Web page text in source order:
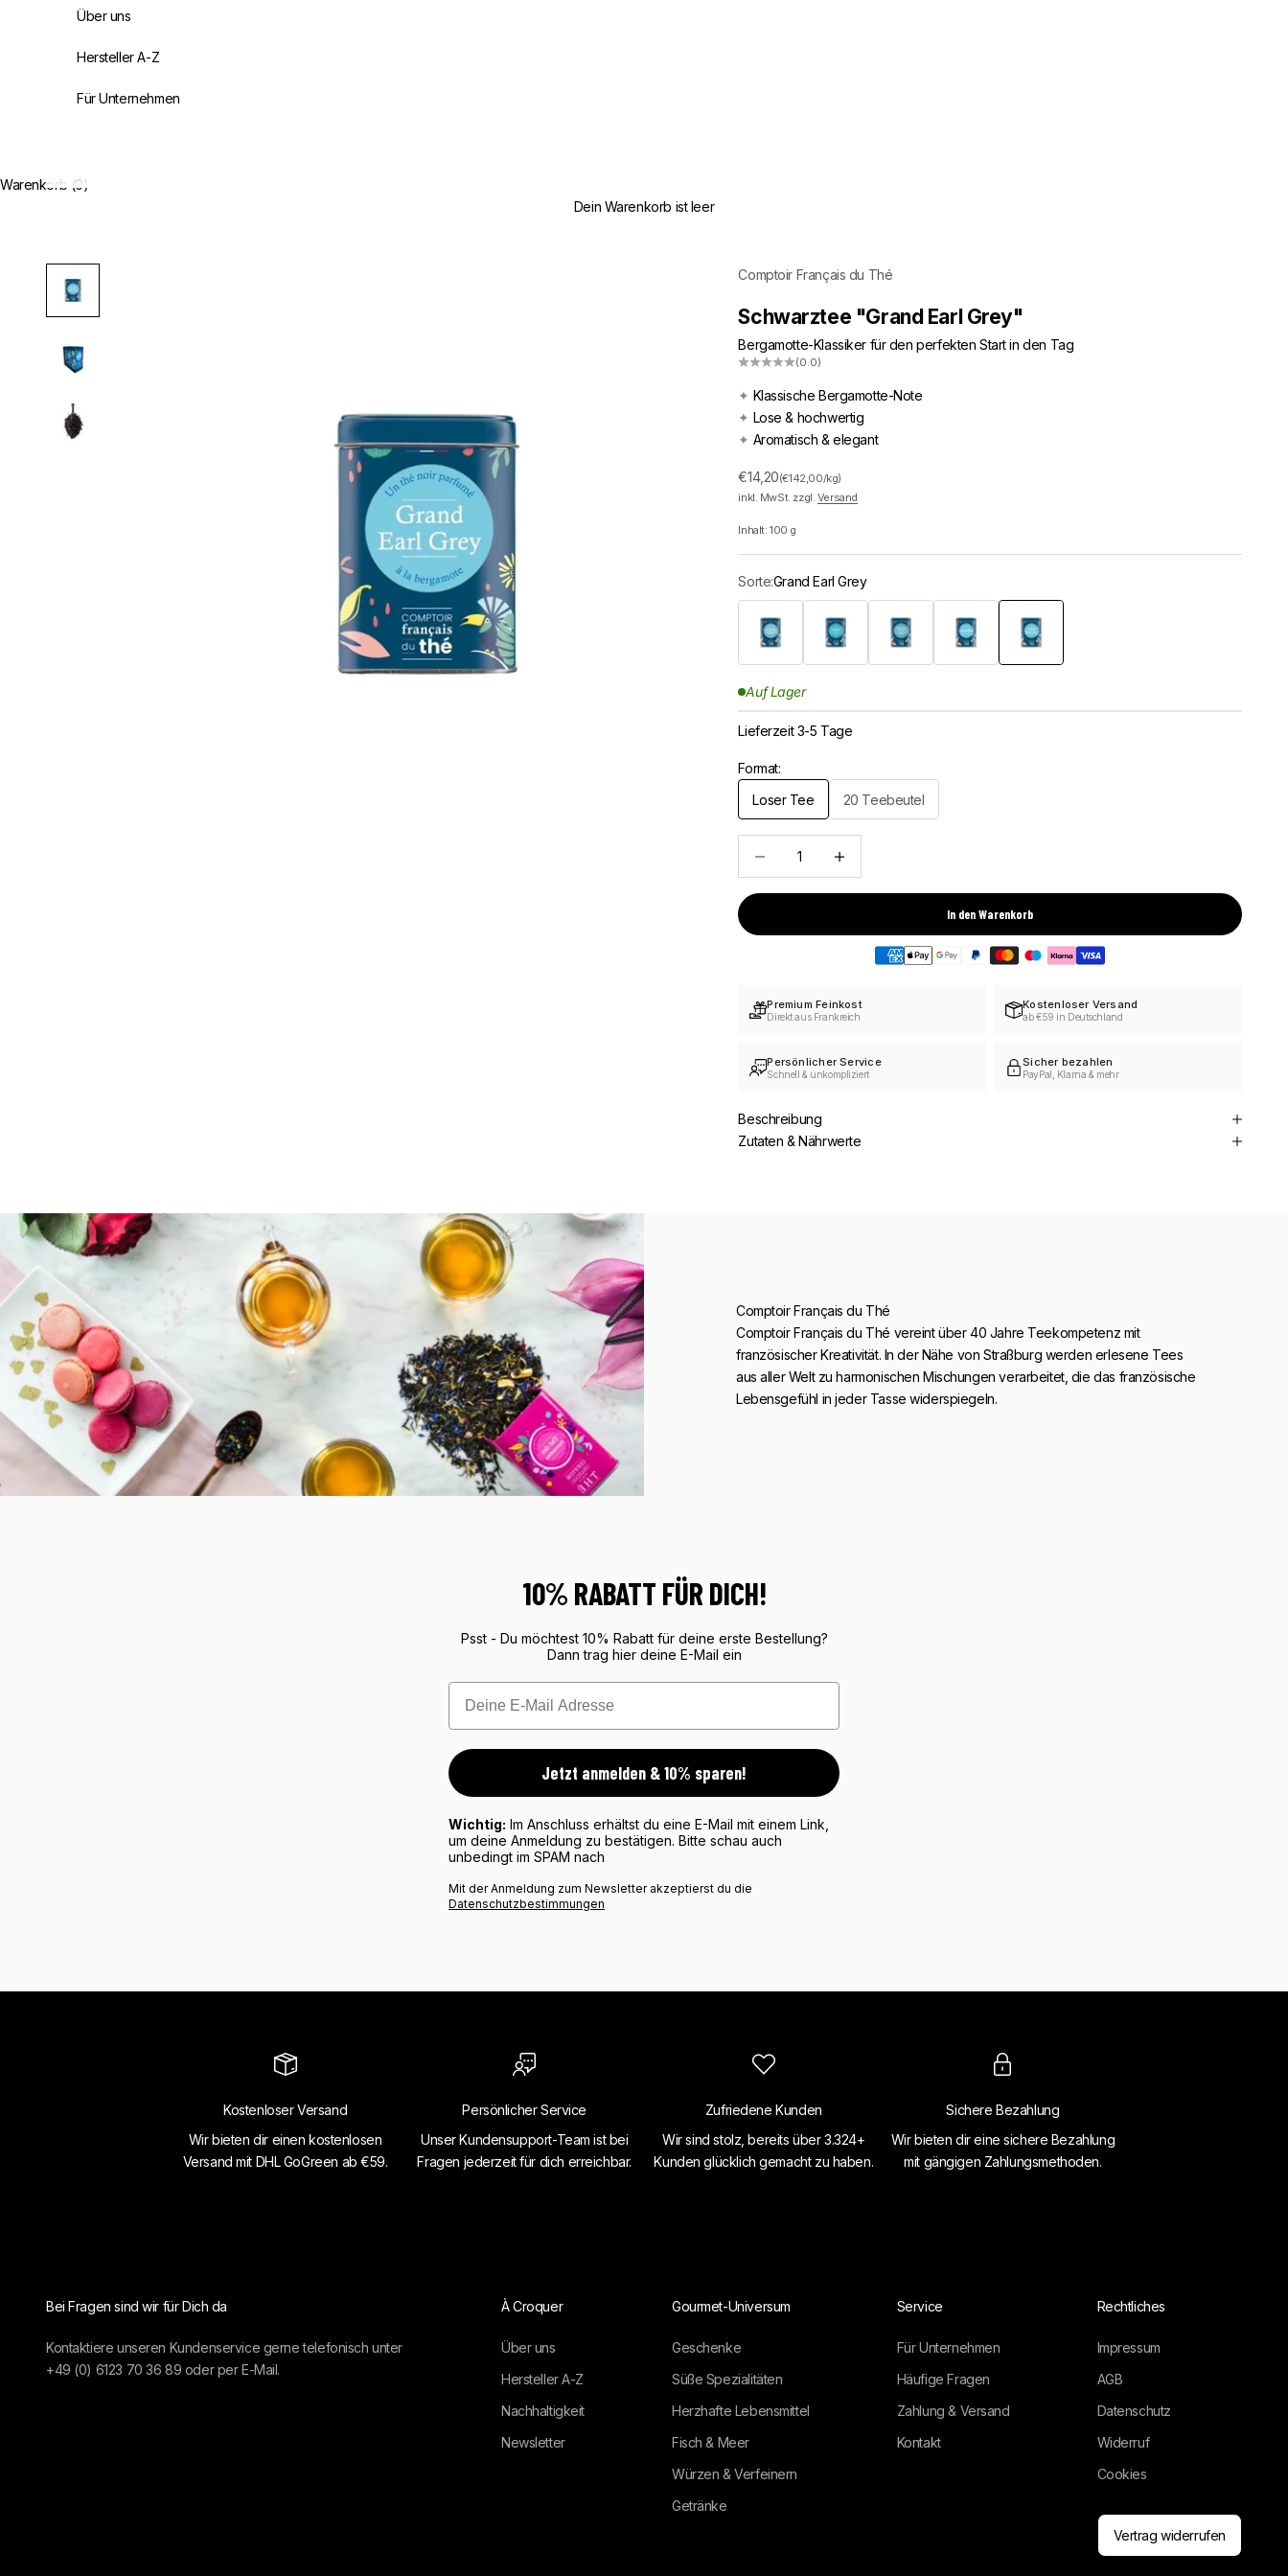
Über uns
Hersteller A-Z
Für Unternehmen
Warenkorb (0)
Dein Warenkorb ist leer
Comptoir Français du Thé
Schwarztee "Grand Earl Grey"
Bergamotte-Klassiker für den perfekten Start in den Tag
(0.0)
✦ Klassische Bergamotte-Note
✦ Lose & hochwertig
✦ Aromatisch & elegant
Angebot
€14,20(€142,00/kg)
inkl. MwSt. zzgl. Versand
Inhalt:100 g
Sorte:Grand Earl Grey
Auf Lager
Lieferzeit 3-5 Tage
Format:
Loser Tee
20 Teebeutel
In den Warenkorb
Premium Feinkost
Direkt aus Frankreich
Kostenloser Versand
ab €59 in Deutschland
Persönlicher Service
Schnell & unkompliziert
Sicher bezahlen
PayPal, Klarna & mehr
Beschreibung
Zutaten & Nährwerte
Comptoir Français du Thé
Comptoir Français du Thé vereint über 40 Jahre Teekompetenz mit
französischer Kreativität. In der Nähe von Straßburg werden erlesene Tees
aus aller Welt zu harmonischen Mischungen verarbeitet, die das französische
Lebensgefühl in jeder Tasse widerspiegeln.
10% RABATT FÜR DICH!
Psst - Du möchtest 10% Rabatt für deine erste Bestellung?
Dann trag hier deine E-Mail ein
Email
Jetzt anmelden & 10% sparen!
Wichtig: Im Anschluss erhältst du eine E-Mail mit einem Link,
um deine Anmeldung zu bestätigen. Bitte schau auch
unbedingt im SPAM nach
Mit der Anmeldung zum Newsletter akzeptierst du die
Datenschutzbestimmungen
Kostenloser Versand
Wir bieten dir einen kostenlosen
Versand mit DHL GoGreen ab €59.
Persönlicher Service
Unser Kundensupport-Team ist bei
Fragen jederzeit für dich erreichbar.
Zufriedene Kunden
Wir sind stolz, bereits über 3.324+
Kunden glücklich gemacht zu haben.
Sichere Bezahlung
Wir bieten dir eine sichere Bezahlung
mit gängigen Zahlungsmethoden.
Bei Fragen sind wir für Dich da
Kontaktiere unseren Kundenservice gerne telefonisch unter
+49 (0) 6123 70 36 89 oder perE-Mail.
À Croquer
Über uns
Hersteller A-Z
Nachhaltigkeit
Newsletter
Gourmet-Universum
Geschenke
Süße Spezialitäten
Herzhafte Lebensmittel
Fisch & Meer
Würzen & Verfeinern
Getränke
Service
Für Unternehmen
Häufige Fragen
Zahlung & Versand
Kontakt
Rechtliches
Impressum
AGB
Datenschutz
Widerruf
Cookies
Vertrag widerrufen